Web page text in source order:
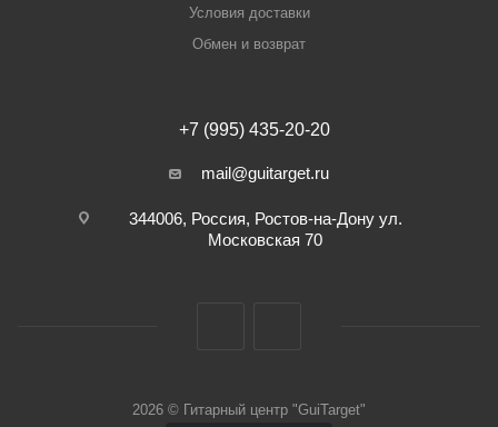
Условия доставки
Обмен и возврат
+7 (995) 435-20-20
mail@guitarget.ru
344006, Россия, Ростов-на-Дону ул.
Московская 70
2026 © Гитарный центр "GuiTarget"